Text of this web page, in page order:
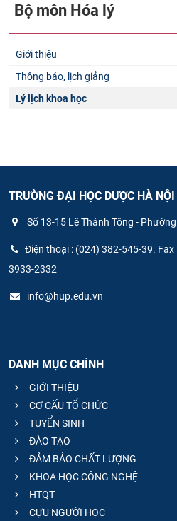
Bộ môn Hóa lý
Giới thiệu
Thông báo, lịch giảng
Lý lịch khoa học
TRƯỜNG ĐẠI HỌC DƯỢC HÀ NỘI
Số 13-15 Lê Thánh Tông -
Điện thoại : (024) 382-545-39.
3933-2332
info@hup.edu.vn
DANH MỤC CHÍNH
GIỚI THIỆU
CƠ CẤU TỔ CHỨC
TUYỂN SINH
ĐÀO TẠO
ĐẢM BẢO CHẤT LƯỢNG
KHOA HỌC CÔNG NGHỆ
HTQT
CỰU NGƯỜI HỌC